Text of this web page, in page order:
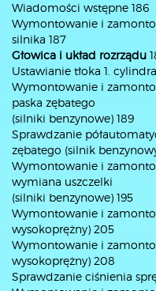
Wiadomości wstępne 186
Wymontowanie i
silnika 187
Głowica i układ rozrządu
Ustawianie tłoka 1.
Wymontowanie i
paska zębatego
(silniki benzynowe) 189
Sprawdzanie
zębatego (silnik
Wymontowanie i
wymiana uszczelki
(silniki benzynowe) 195
Wymontowanie i
wysokoprężny) 205
Wymontowanie i
wysokoprężny) 208
Sprawdzanie ciśnienia